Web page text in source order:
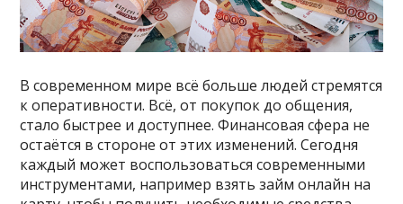
В современном мире всё больше людей стремятся
к оперативности. Всё, от покупок до общения,
стало быстрее и доступнее. Финансовая сфера не
остаётся в стороне от этих изменений. Сегодня
каждый может воспользоваться современными
инструментами, например взять займ онлайн на